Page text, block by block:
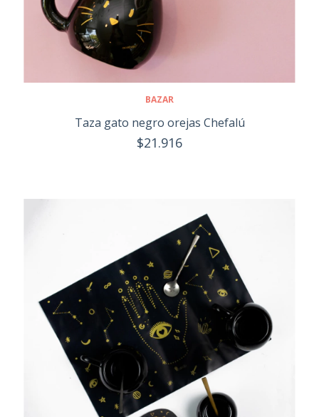
BAZAR
Taza gato negro orejas Chefalú
$21.916